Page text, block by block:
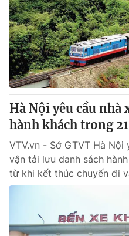
Hà Nội yêu cầu nhà
hành khách trong
VTV.vn - Sở GTVT Hà
vận tải lưu danh sách
từ khi kết thúc chuyến đi